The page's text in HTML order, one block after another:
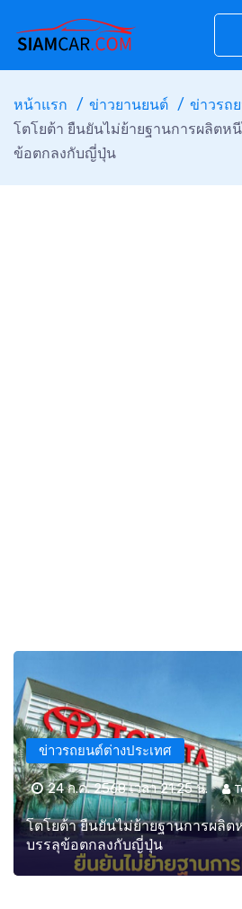
หน้าแรก ข่าวยานยนต์
ข่าวรถ
โตโยต้า ยืนยันไม่ย้ายฐานการผลิตห
ข้อตกลงกับญี่ปุ่น
ข่าวรถยนต์ต่างประเทศ
24 ก.ค. 2568 เวลา 21:25 น.
โตโยต้า ยืนยันไม่ย้ายฐานการผลิ
บรรลุข้อตกลงกับญี่ปุ่น